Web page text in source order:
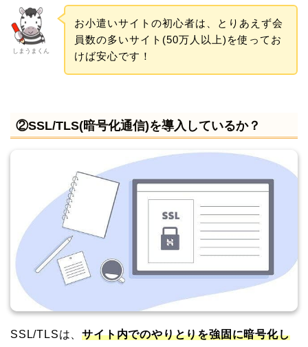
しまうまくん
お小遣いサイトの初心者は、とりあえず会
員数の多いサイト(50万人以上)を使ってお
けば安心です！
②SSL/TLS(暗号化通信)を導入しているか？
SSL/TLSは、サイト内でのやりとりを強固に暗号化し